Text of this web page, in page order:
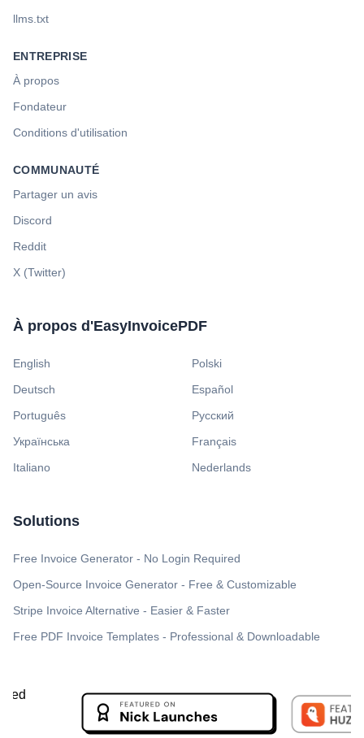
À propos d'EasyInvoicePDF
English
Polski
Deutsch
Español
Português
Русский
Українська
Français
Italiano
Nederlands
Solutions
Free Invoice Generator - No Login Required
Open-Source Invoice Generator - Free & Customizable
Stripe Invoice Alternative - Easier & Faster
Free PDF Invoice Templates - Professional & Downloadable
llms.txt
ENTREPRISE
À propos
Fondateur
Conditions d'utilisation
COMMUNAUTÉ
Partager un avis
Discord
Reddit
X (Twitter)